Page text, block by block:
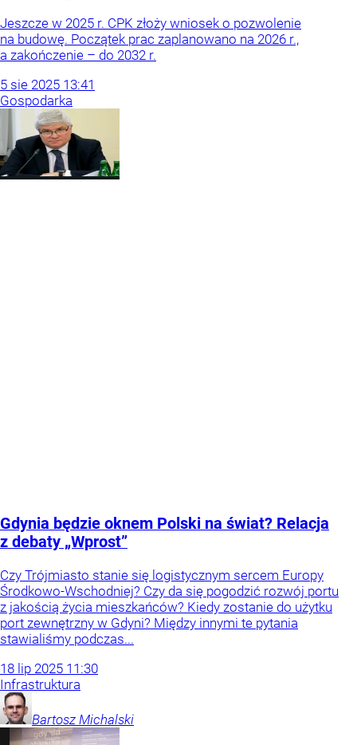
Jeszcze w 2025 r. CPK złoży wniosek o pozwolenie
na budowę. Początek prac zaplanowano na 2026 r.,
a zakończenie – do 2032 r.
5 sie 2025 13:41
Gospodarka
Gdynia będzie oknem Polski na świat? Relacja
z debaty „Wprost”
Czy Trójmiasto stanie się logistycznym sercem Europy
Środkowo-Wschodniej? Czy da się pogodzić rozwój portu
z jakością życia mieszkańców? Kiedy zostanie do użytku
port zewnętrzny w Gdyni? Między innymi te pytania
stawialiśmy podczas...
18 lip 2025 11:30
Infrastruktura
Bartosz Michalski